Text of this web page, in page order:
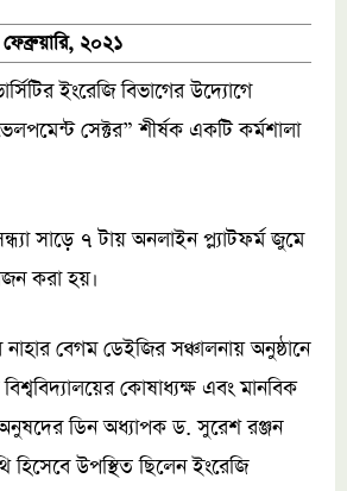
২০২১
ইংরেজি বিভাগের উদ্যোগে
সেক্টর” শীর্ষক একটি কর্মশালা
সাড়ে ৭ টায় অনলাইন প্ল্যাটফর্ম জুমে
করা হয়।
নাহার বেগম ডেইজির সঞ্চালনায় অনুষ্ঠানে
কোষাধ্যক্ষ এবং মানবিক
ডিন অধ্যাপক ড. সুরেশ রঞ্জন
হিসেবে উপস্থিত ছিলেন ইংরেজি